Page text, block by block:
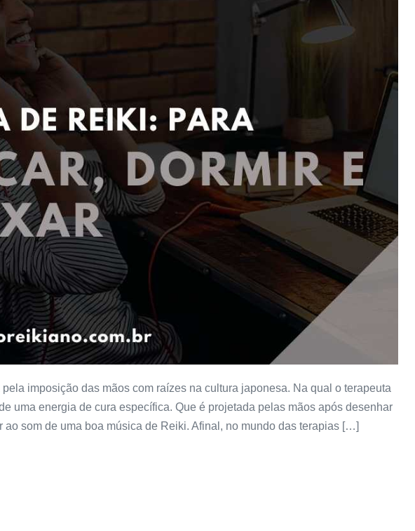
imposição das mãos com raízes na cultura japonesa. Na qual o terapeuta
uma energia de cura específica. Que é projetada pelas mãos após desenhar
ao som de uma boa música de Reiki. Afinal, no mundo das terapias […]